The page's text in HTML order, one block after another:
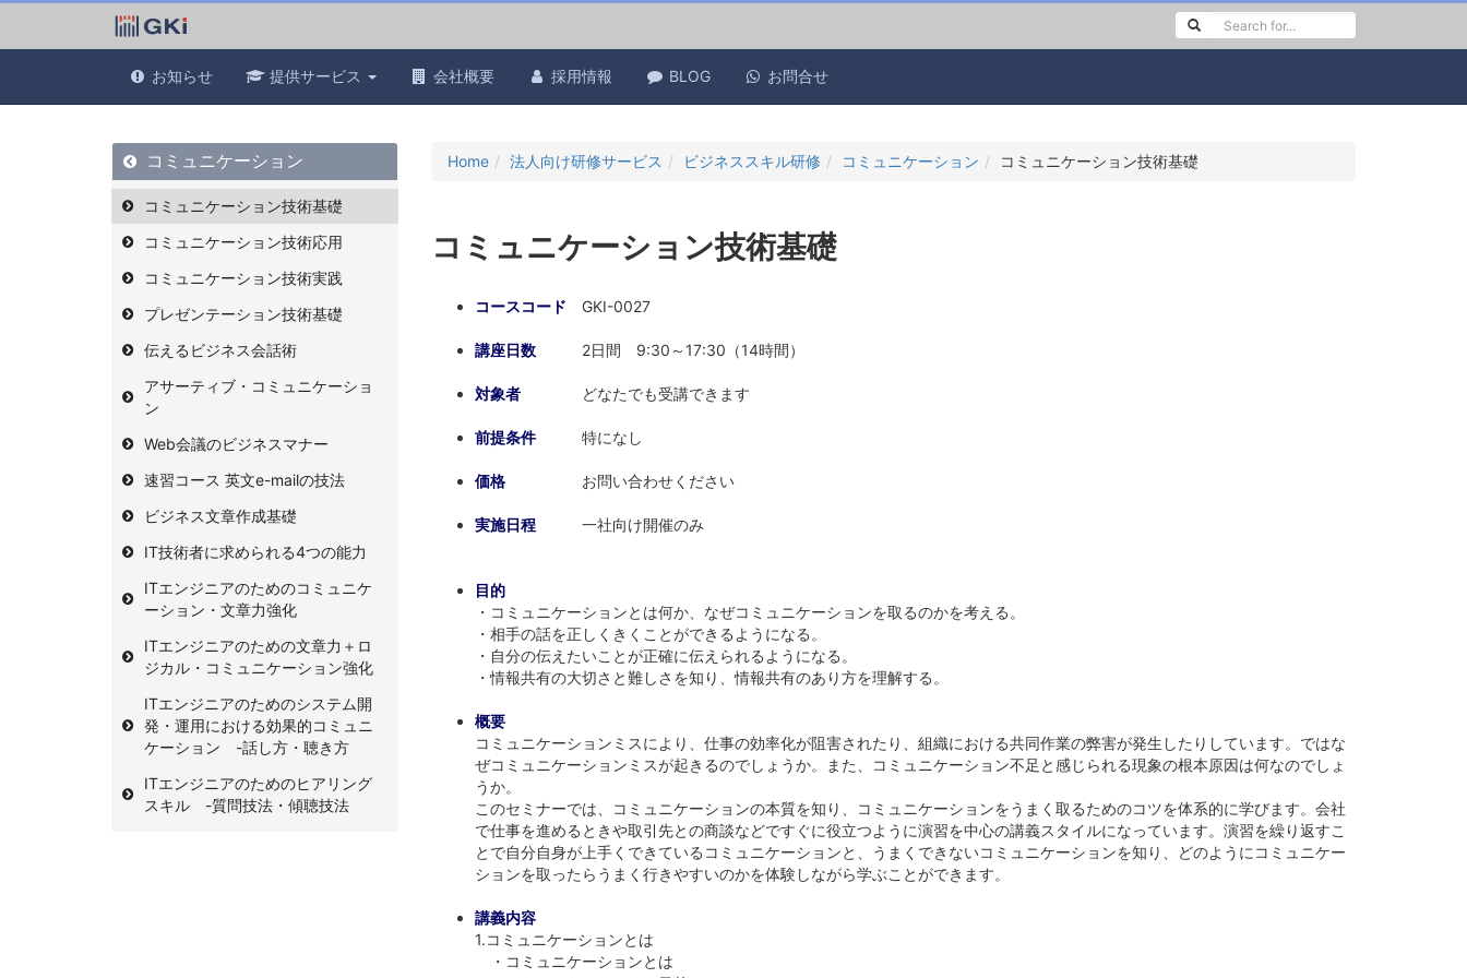
お知らせ 提供サービス 会社概要 採用情報 BLOG お問合せ
コミュニケーション
コミュニケーション技術基礎
コミュニケーション技術応用
コミュニケーション技術実践
プレゼンテーション技術基礎
伝えるビジネス会話術
アサーティブ・コミュニケーショ
ン
Web会議のビジネスマナー
速習コース 英文e-mailの技法
ビジネス文章作成基礎
IT技術者に求められる4つの能力
ITエンジニアのためのコミュニケ
ーション・文章力強化
ITエンジニアのための文章力＋ロ
ジカル・コミュニケーション強化
ITエンジニアのためのシステム開
発・運用における効果的コミュニ
ケーション -話し方・聴き方
ITエンジニアのためのヒアリング
スキル -質問技法・傾聴技法
Home 法人向け研修サービス ビジネススキル研修 コミュニケーション コミュニケーション技術基礎
コミュニケーション技術基礎
コースコード GKI-0027
講座日数 2日間 9:30～17:30（14時間）
対象者 どなたでも受講できます
前提条件 特になし
価格 お問い合わせください
実施日程 一社向け開催のみ
目的
・コミュニケーションとは何か、なぜコミュニケーションを取るのかを考える。
・相手の話を正しくきくことができるようになる。
・自分の伝えたいことが正確に伝えられるようになる。
・情報共有の大切さと難しさを知り、情報共有のあり方を理解する。
概要
コミュニケーションミスにより、仕事の効率化が阻害されたり、組織における共同作業の弊害が発生したりしています。ではな
ぜコミュニケーションミスが起きるのでしょうか。また、コミュニケーション不足と感じられる現象の根本原因は何なのでしょ
うか。
このセミナーでは、コミュニケーションの本質を知り、コミュニケーションをうまく取るためのコツを体系的に学びます。会社
で仕事を進めるときや取引先との商談などですぐに役立つように演習を中心の講義スタイルになっています。演習を繰り返すこ
とで自分自身が上手くできているコミュニケーションと、うまくできないコミュニケーションを知り、どのようにコミュニケー
ションを取ったらうまく行きやすいのかを体験しながら学ぶことができます。
講義内容
1.コミュニケーションとは
・コミュニケーションとは